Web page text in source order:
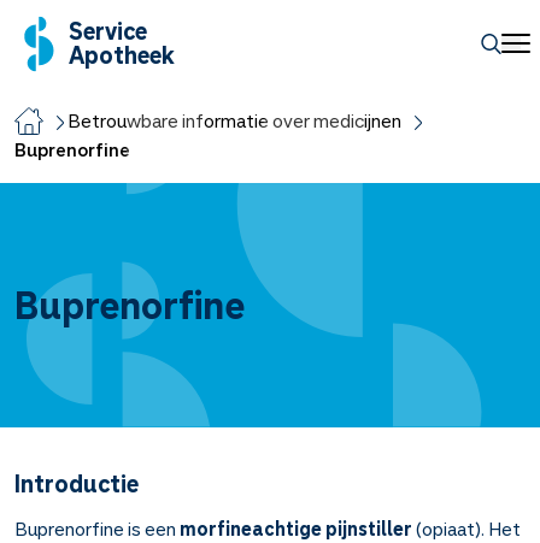
Service
Apotheek
Betrouwbare informatie over medicijnen
Buprenorfine
Buprenorfine
Introductie
Buprenorfine is een morfineachtige pijnstiller(opiaat). Het